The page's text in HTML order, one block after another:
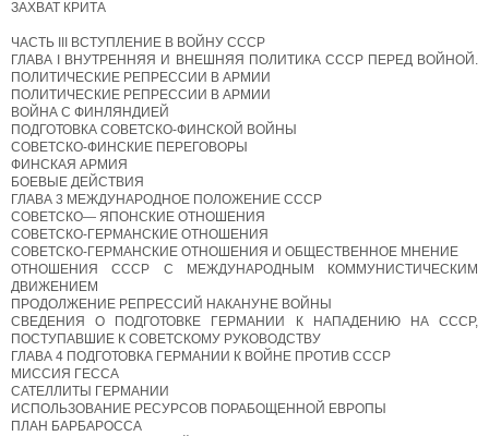
ЗАХВАТ КРИТА
ЧАСТЬ III ВСТУПЛЕНИЕ В ВОЙНУ СССР
ГЛАВА I ВНУТРЕННЯЯ И ВНЕШНЯЯ ПОЛИТИКА СССР ПЕРЕД ВОЙНОЙ.
ПОЛИТИЧЕСКИЕ РЕПРЕССИИ В АРМИИ
ПОЛИТИЧЕСКИЕ РЕПРЕССИИ В АРМИИ
ВОЙНА С ФИНЛЯНДИЕЙ
ПОДГОТОВКА СОВЕТСКО-ФИНСКОЙ ВОЙНЫ
СОВЕТСКО-ФИНСКИЕ ПЕРЕГОВОРЫ
ФИНСКАЯ АРМИЯ
БОЕВЫЕ ДЕЙСТВИЯ
ГЛАВА 3 МЕЖДУНАРОДНОЕ ПОЛОЖЕНИЕ СССР
СОВЕТСКО— ЯПОНСКИЕ ОТНОШЕНИЯ
СОВЕТСКО-ГЕРМАНСКИЕ ОТНОШЕНИЯ
СОВЕТСКО-ГЕРМАНСКИЕ ОТНОШЕНИЯ И ОБЩЕСТВЕННОЕ МНЕНИЕ
ОТНОШЕНИЯ СССР С МЕЖДУНАРОДНЫМ КОММУНИСТИЧЕСКИМ
ДВИЖЕНИЕМ
ПРОДОЛЖЕНИЕ РЕПРЕССИЙ НАКАНУНЕ ВОЙНЫ
СВЕДЕНИЯ О ПОДГОТОВКЕ ГЕРМАНИИ К НАПАДЕНИЮ НА СССР,
ПОСТУПАВШИЕ К СОВЕТСКОМУ РУКОВОДСТВУ
ГЛАВА 4 ПОДГОТОВКА ГЕРМАНИИ К ВОЙНЕ ПРОТИВ СССР
МИССИЯ ГЕССА
САТЕЛЛИТЫ ГЕРМАНИИ
ИСПОЛЬЗОВАНИЕ РЕСУРСОВ ПОРАБОЩЕННОЙ ЕВРОПЫ
ПЛАН БАРБАРОССА